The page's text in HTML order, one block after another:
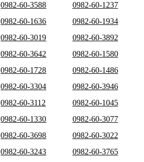
0982-60-3588
0982-60-1237
0982-60-1636
0982-60-1934
0982-60-3019
0982-60-3892
0982-60-3642
0982-60-1580
0982-60-1728
0982-60-1486
0982-60-3304
0982-60-3946
0982-60-3112
0982-60-1045
0982-60-1330
0982-60-3077
0982-60-3698
0982-60-3022
0982-60-3243
0982-60-3765